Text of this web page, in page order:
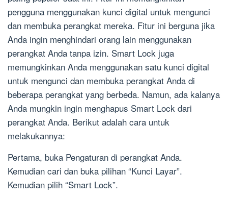
pengguna menggunakan kunci digital untuk mengunci
dan membuka perangkat mereka. Fitur ini berguna jika
Anda ingin menghindari orang lain menggunakan
perangkat Anda tanpa izin. Smart Lock juga
memungkinkan Anda menggunakan satu kunci digital
untuk mengunci dan membuka perangkat Anda di
beberapa perangkat yang berbeda. Namun, ada kalanya
Anda mungkin ingin menghapus Smart Lock dari
perangkat Anda. Berikut adalah cara untuk
melakukannya:
Pertama, buka Pengaturan di perangkat Anda.
Kemudian cari dan buka pilihan “Kunci Layar”.
Kemudian pilih “Smart Lock”.